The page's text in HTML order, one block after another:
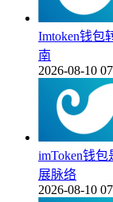
Imtoken钱包
南
2026-08-10
imToken钱
展脉络
2026-08-10